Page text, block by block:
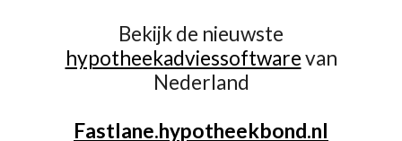
Bekijk de nieuwste
hypotheekadviessoftwarevan
Nederland
Fastlane.hypotheekbond.nl